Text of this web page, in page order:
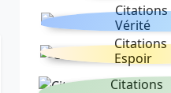
Citations
Vérité
Citations
Espoir
Citations